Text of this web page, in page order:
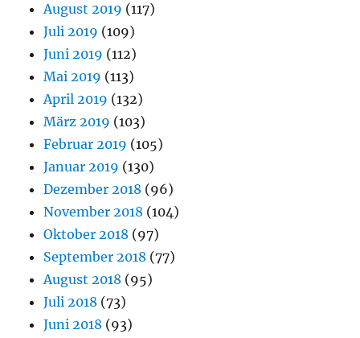
August 2019 (117)
Juli 2019 (109)
Juni 2019 (112)
Mai 2019 (113)
April 2019 (132)
März 2019 (103)
Februar 2019 (105)
Januar 2019 (130)
Dezember 2018 (96)
November 2018 (104)
Oktober 2018 (97)
September 2018 (77)
August 2018 (95)
Juli 2018 (73)
Juni 2018 (93)